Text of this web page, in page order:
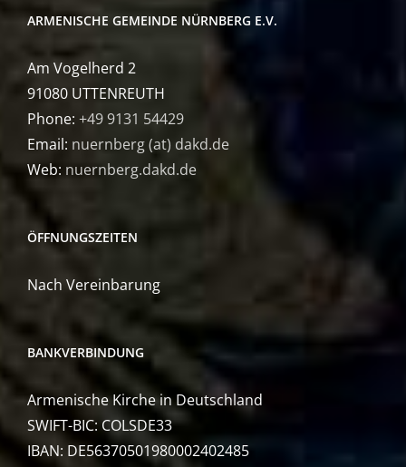
ARMENISCHE GEMEINDE NÜRNBERG E.V.
Am Vogelherd 2
91080 UTTENREUTH
Phone: +49 9131 54429
Email: nuernberg (at) dakd.de
Web: nuernberg.dakd.de
ÖFFNUNGSZEITEN
Nach Vereinbarung
BANKVERBINDUNG
Armenische Kirche in Deutschland
SWIFT-BIC: COLSDE33
IBAN: DE56370501980002402485